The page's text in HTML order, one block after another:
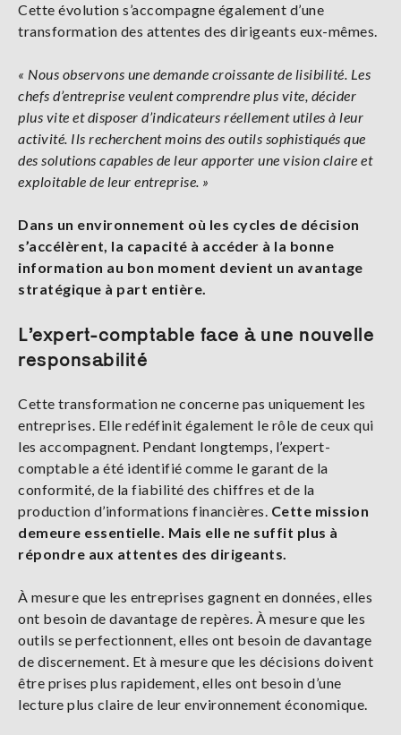
Cette évolution s’accompagne également d’une
transformation des attentes des dirigeants eux-mêmes.
« Nous observons une demande croissante de lisibilité. Les
chefs d’entreprise veulent comprendre plus vite, décider
plus vite et disposer d’indicateurs réellement utiles à leur
activité. Ils recherchent moins des outils sophistiqués que
des solutions capables de leur apporter une vision claire et
exploitable de leur entreprise. »
Dans un environnement où les cycles de décision
s’accélèrent, la capacité à accéder à la bonne
information au bon moment devient un avantage
stratégique à part entière.
L’expert-comptable face à une nouvelle
responsabilité
Cette transformation ne concerne pas uniquement les
entreprises. Elle redéfinit également le rôle de ceux qui
les accompagnent. Pendant longtemps, l’expert-
comptable a été identifié comme le garant de la
conformité, de la fiabilité des chiffres et de la
production d’informations financières. Cette mission
demeure essentielle. Mais elle ne suffit plus à
répondre aux attentes des dirigeants.
À mesure que les entreprises gagnent en données, elles
ont besoin de davantage de repères. À mesure que les
outils se perfectionnent, elles ont besoin de davantage
de discernement. Et à mesure que les décisions doivent
être prises plus rapidement, elles ont besoin d’une
lecture plus claire de leur environnement économique.